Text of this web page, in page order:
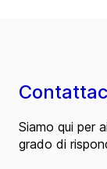
Siamo qui per
grado di